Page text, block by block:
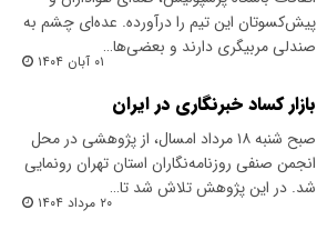
پیش‌کسوتان این تیم را درآورده. عده‌ای چشم به
صندلی مربیگری دارند و بعضی‌ها…
۰۱ آبان ۱۴۰۴
بازار کساد خبرنگاری در ایران
صبح شنبه ۱۸ مرداد‌ امسال، از پژوهشی در محل
انجمن صنفی روزنامه‌نگاران استان تهران رونمایی
شد. در این پژوهش تلاش شد تا…
۲۰ مرداد ۱۴۰۴